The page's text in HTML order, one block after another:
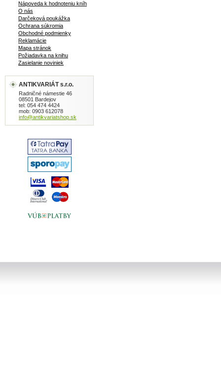
Nápoveda k hodnoteniu kníh
O nás
Darčeková poukážka
Ochrana súkromia
Obchodné podmienky
Reklamácie
Mapa stránok
Požiadavka na knihu
Zasielanie noviniek
ANTIKVARIÁT s.r.o.
Radničné námestie 46
08501 Bardejov
tel: 054 474 4424
mob: 0903 612078
info@antikvariatshop.sk